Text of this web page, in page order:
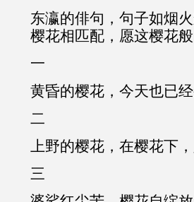
东瀛的俳句，句子如烟
樱花相匹配，愿这樱花
一
黄昏的樱花，今天也已经
二
上野的樱花，在樱花下，
三